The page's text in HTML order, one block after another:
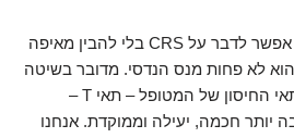
בואו נתחיל מהבסיס, כי אי אפשר לדבר על CRS בלי להבין מאיפה
היא מגיעה. טיפול CAR-T הוא לא פחות מנס הנדסי. מדובר בשיטה
שבה אנחנו "מאמנים" את תאי החיסון של המטופל – תאי T –
יותר חכמה, יעילה וממוקדת. אנחנו